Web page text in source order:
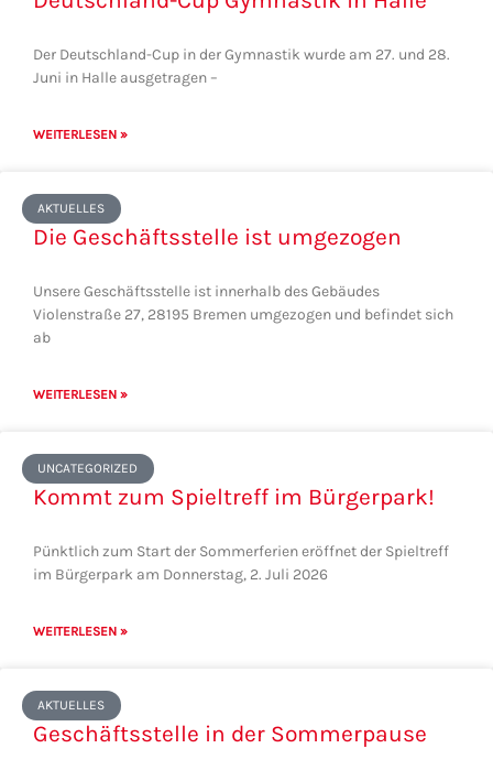
Der Deutschland-Cup in der Gymnastik wurde am 27. und 28.
Juni in Halle ausgetragen –
WEITERLESEN »
AKTUELLES
Die Geschäftsstelle ist umgezogen
Unsere Geschäftsstelle ist innerhalb des Gebäudes
Violenstraße 27, 28195 Bremen umgezogen und befindet sich
ab
WEITERLESEN »
UNCATEGORIZED
Kommt zum Spieltreff im Bürgerpark!
Pünktlich zum Start der Sommerferien eröffnet der Spieltreff
im Bürgerpark am Donnerstag, 2. Juli 2026
WEITERLESEN »
AKTUELLES
Geschäftsstelle in der Sommerpause